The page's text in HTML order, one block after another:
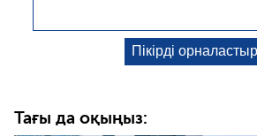
Тағы да оқыңыз: